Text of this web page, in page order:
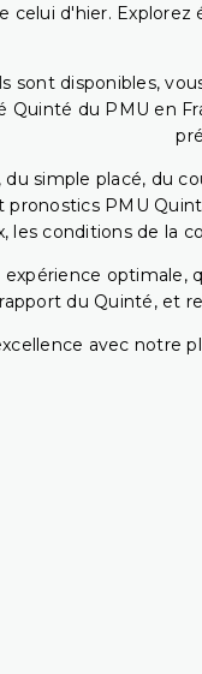
celui d'hier.
sont disponibles,
Quinté du PMU en
simple placé, du
pronostics PMU
les conditions de la
du Quinté, et
avec notre